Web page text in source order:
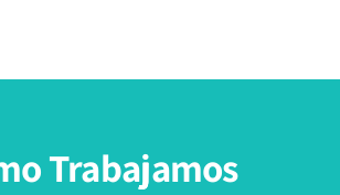
Trabajamos